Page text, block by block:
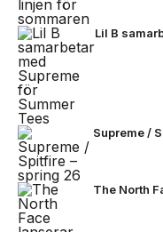
Lil B
Supreme /
The North